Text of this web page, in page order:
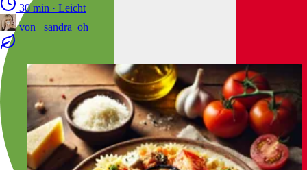
30 min · Leicht
von
_sandra_oh